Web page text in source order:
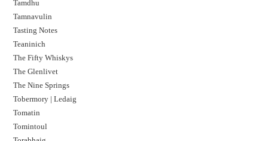
Tamdhu
Tamnavulin
Tasting Notes
Teaninich
The Fifty Whiskys
The Glenlivet
The Nine Springs
Tobermory | Ledaig
Tomatin
Tomintoul